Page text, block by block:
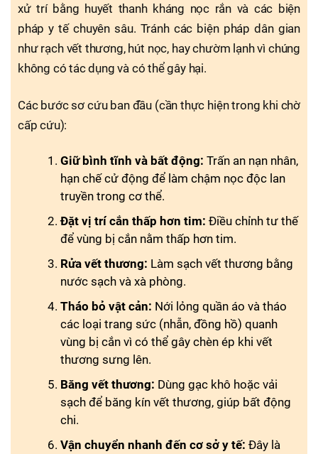
xử trí bằng huyết thanh kháng nọc rắn và các biện
pháp y tế chuyên sâu. Tránh các biện pháp dân gian
như rạch vết thương, hút nọc, hay chườm lạnh vì chúng
không có tác dụng và có thể gây hại.
Các bước sơ cứu ban đầu (cần thực hiện trong khi chờ
cấp cứu):
Giữ bình tĩnh và bất động: Trấn an nạn nhân,
hạn chế cử động để làm chậm nọc độc lan
truyền trong cơ thể.
Đặt vị trí cắn thấp hơn tim: Điều chỉnh tư thế
để vùng bị cắn nằm thấp hơn tim.
Rửa vết thương: Làm sạch vết thương bằng
nước sạch và xà phòng.
Tháo bỏ vật cản: Nới lỏng quần áo và tháo
các loại trang sức (nhẫn, đồng hồ) quanh
vùng bị cắn vì có thể gây chèn ép khi vết
thương sưng lên.
Băng vết thương: Dùng gạc khô hoặc vải
sạch để băng kín vết thương, giúp bất động
chi.
Vận chuyển nhanh đến cơ sở y tế: Đây là